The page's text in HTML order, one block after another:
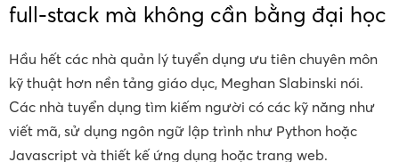
full-stack mà không cần bằng đại học
Hầu hết các nhà quản lý tuyển dụng ưu tiên chuyên môn
kỹ thuật hơn nền tảng giáo dục, Meghan Slabinski nói.
Các nhà tuyển dụng tìm kiếm người có các kỹ năng như
viết mã, sử dụng ngôn ngữ lập trình như Python hoặc
Javascript và thiết kế ứng dụng hoặc trang web.